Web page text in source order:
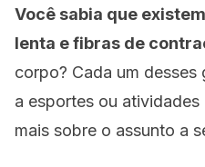
Você sabia que
lenta e fibras de
corpo? Cada um
a esportes ou
mais sobre o assunto a